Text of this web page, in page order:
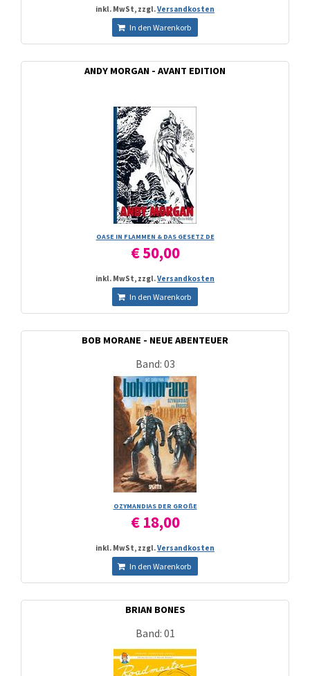
inkl. MwSt, zzgl.Versandkosten
In den Warenkorb
ANDY MORGAN - AVANT EDITION
OASE IN FLAMMEN & DAS GESETZ DE
€ 50,00
inkl. MwSt, zzgl.Versandkosten
In den Warenkorb
BOB MORANE - NEUE ABENTEUER
Band: 03
OZYMANDIAS DER GROßE
€ 18,00
inkl. MwSt, zzgl.Versandkosten
In den Warenkorb
BRIAN BONES
Band: 01